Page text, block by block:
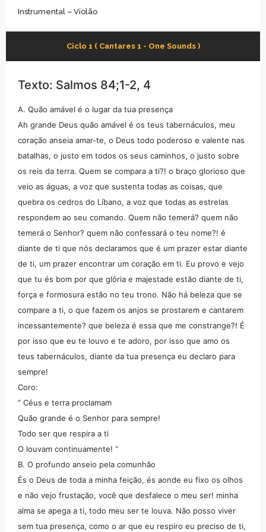
Instrumental – Violão
Ciclo 1 ( Cantares 1 - One Sounds )
Texto: Salmos 84;1-2, 4
A. Quão amável é o lugar da tua presença
Ah grande Deus quão amável é os teus tabernáculos, meu
coração anseia amar-te, o Deus todo poderoso e valente nas
batalhas, o justo em todos os seus caminhos, o justo sobre
os reis da terra. Quem se compara a ti?! o braço glorioso que
veio as águas, a voz que sustenta todas as coisas, que
quebra os cedros do Líbano, a voz que todas as estrelas
respondem ao seu comando. Quem não temerá? quem não
temerá o Senhor? quem não confessará o teu nome?! é
diante de ti que nós declaramos que é um prazer estar diante
de ti, um prazer encontrar um coração em ti. Eu provo e vejo
que tu és bom por que glória e majestade estão diante de ti,
força e formosura estão no teu trono. Não há beleza que se
compare a ti, o que fazem os anjos se prostarem e cantarem
incessantemente? que beleza é essa que me constrange?! É
por isso que eu te louvo e te adoro, por isso que amo os
teus tabernáculos, diante da tua presença eu declaro para
sempre!
Coro:
” Céus e terra proclamam
Quão grande é o Senhor para sempre!
Todo ser que respira a ti
O louvam continuamente! “
B. O profundo anseio pela comunhão
És o Deus de toda a minha feição, és aonde eu fixo os olhos
e não vejo frustação, você que desfalece o meu ser! minha
alma se apega a ti, todo meu ser te louva. Não posso viver
sem tua presença, como o ar que eu respiro eu preciso de ti,